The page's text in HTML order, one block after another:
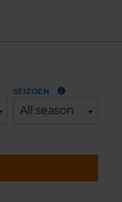
SEIZOEN
All season